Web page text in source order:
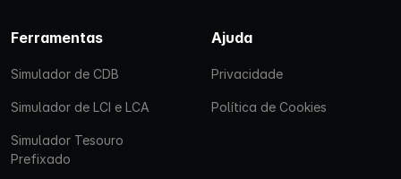
Ferramentas
Simulador de CDB
Simulador de LCI e LCA
Simulador Tesouro
Prefixado
Ajuda
Privacidade
Política de Cookies